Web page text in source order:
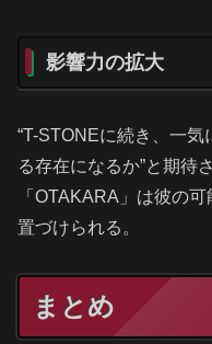
影響力の拡大
“T-STONEに続き、一
る存在になるか”と期待
「OTAKARA」は彼の
置づけられる。
まとめ